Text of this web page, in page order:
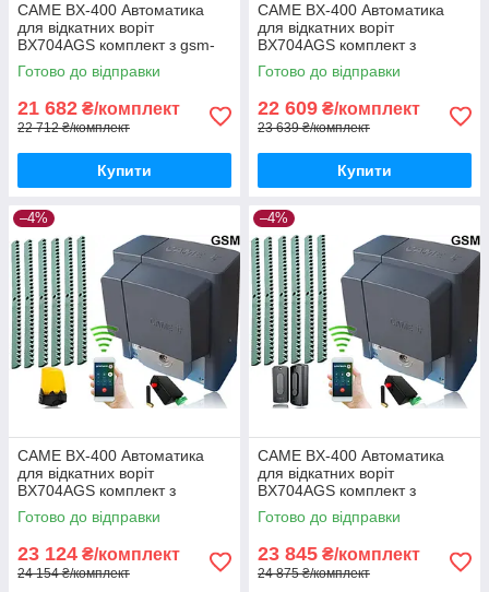
CAME BX-400 Автоматика
для відкатних воріт
BX704AGS комплект з gsm-
модулем та 6м рейки
Готово до відправки
21 682 ₴/комплект
22 712 ₴/комплект
Купити
CAME BX-400 Автоматика
для відкатних воріт
BX704AGS комплект з
лампою, 5м рейки і gsm-
модулем
Готово до відправки
22 609 ₴/комплект
23 639 ₴/комплект
Купити
–4%
CAME BX-400 Автоматика
для відкатних воріт
BX704AGS комплект з
лампою, 6м рейки і gsm-
модулем
Готово до відправки
23 124 ₴/комплект
24 154 ₴/комплект
–4%
CAME BX-400 Автоматика
для відкатних воріт
BX704AGS комплект з
фотоелементами, 6м рейки і
gsm-модулем
Готово до відправки
23 845 ₴/комплект
24 875 ₴/комплект